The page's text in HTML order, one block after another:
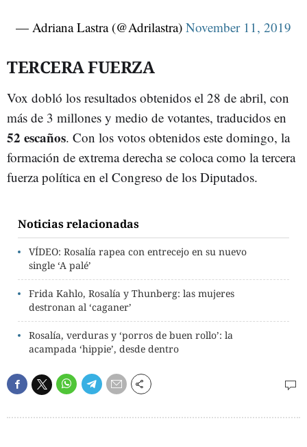
— Adriana Lastra (@Adrilastra) November 11, 2019
TERCERA FUERZA
Vox dobló los resultados obtenidos el 28 de abril, con
más de 3 millones y medio de votantes, traducidos en
52 escaños. Con los votos obtenidos este domingo, la
formación de extrema derecha se coloca como la tercera
fuerza política en el Congreso de los Diputados.
Noticias relacionadas
VÍDEO: Rosalía rapea con entrecejo en su nuevo
single ‘A palé’
Frida Kahlo, Rosalía y Thunberg: las mujeres
destronan al ‘caganer’
Rosalía, verduras y ‘porros de buen rollo’: la
acampada ‘hippie’, desde dentro